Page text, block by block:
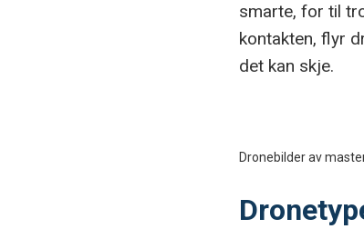
smarte, for til
kontakten, flyr
det kan skje.
Dronebilder av